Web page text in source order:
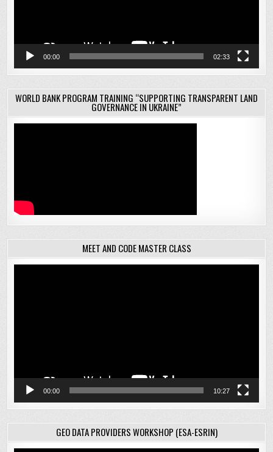
00:00 02:33
WORLD BANK PROGRAM TRAINING “SUPPORTING TRANSPARENT LAND
GOVERNANCE IN UKRAINE”
MEET AND CODE MASTER CLASS
00:00 10:27
GEO DATA PROVIDERS WORKSHOP (ESA-ESRIN)